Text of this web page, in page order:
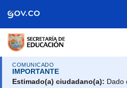
COMUNICADO
IMPORTANTE
Estimado(a) ciudadano(a): Dado